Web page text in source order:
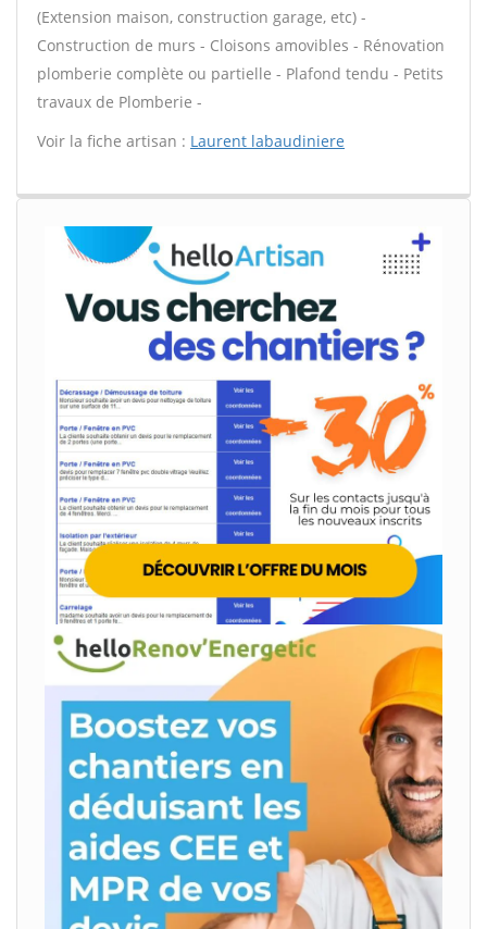
(Extension maison, construction garage, etc) -
Construction de murs - Cloisons amovibles - Rénovation
plomberie complète ou partielle - Plafond tendu - Petits
travaux de Plomberie -
Voir la fiche artisan : Laurent labaudiniere